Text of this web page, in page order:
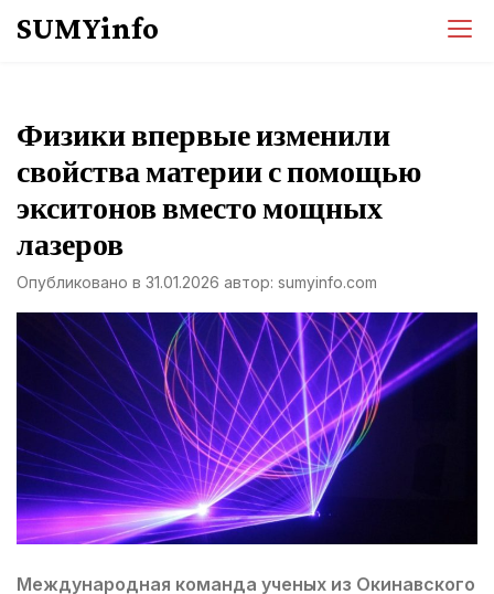
SUMYinfo
Физики впервые изменили
свойства материи с помощью
экситонов вместо мощных
лазеров
Опубликовано в 31.01.2026 автор: sumyinfo.com
Международная команда ученых из Окинавского